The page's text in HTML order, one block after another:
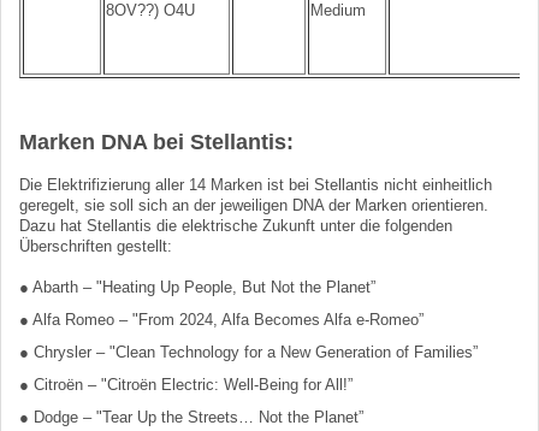
8OV??) O4U
Medium
Marken DNA bei Stellantis:
Die Elektrifizierung aller 14 Marken ist bei Stellantis nicht einheitlich
geregelt, sie soll sich an der jeweiligen DNA der Marken orientieren.
Dazu hat Stellantis die elektrische Zukunft unter die folgenden
Überschriften gestellt:
● Abarth – "Heating Up People, But Not the Planet”
● Alfa Romeo – "From 2024, Alfa Becomes Alfa e-Romeo”
● Chrysler – "Clean Technology for a New Generation of Families”
● Citroën – "Citroën Electric: Well-Being for All!”
● Dodge – "Tear Up the Streets… Not the Planet”